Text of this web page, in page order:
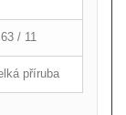
/ 11
příruba